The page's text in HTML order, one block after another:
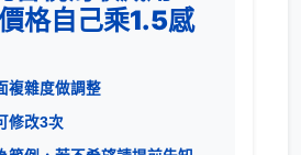
格自己乘1.5感
複雜度做調整
修改3次